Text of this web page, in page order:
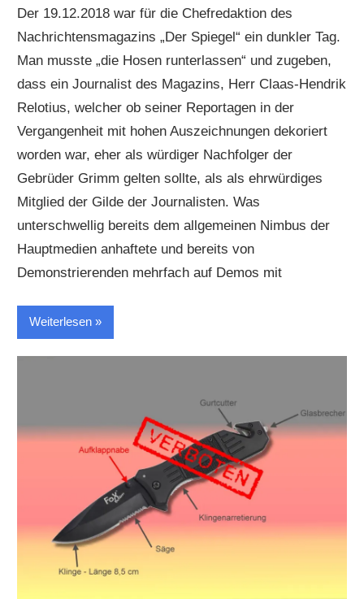
Der 19.12.2018 war für die Chefredaktion des
Nachrichtensmagazins „Der Spiegel“ ein dunkler Tag.
Man musste „die Hosen runterlassen“ und zugeben,
dass ein Journalist des Magazins, Herr Claas-Hendrik
Relotius, welcher ob seiner Reportagen in der
Vergangenheit mit hohen Auszeichnungen dekoriert
worden war, eher als würdiger Nachfolger der
Gebrüder Grimm gelten sollte, als als ehrwürdiges
Mitglied der Gilde der Journalisten. Was
unterschwellig bereits dem allgemeinen Nimbus der
Hauptmedien anhaftete und bereits von
Demonstrierenden mehrfach auf Demos mit
Weiterlesen